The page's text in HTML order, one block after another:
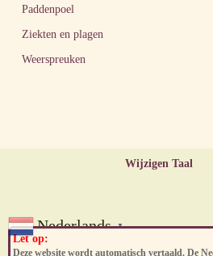
Paddenpoel
Ziekten en plagen
Weerspreuken
Wijzigen Taal
Nederlands ▼
Let op:
Deze website wordt automatisch vertaald. De